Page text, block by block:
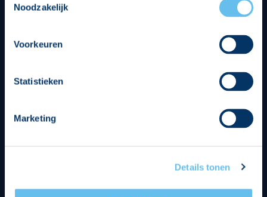
op een veilige en integere wijze. Je kunt je toestemming
beheren op de privacy- en cookieverklaring pagina.
Noodzakelijk
Voorkeuren
Statistieken
Marketing
Details tonen